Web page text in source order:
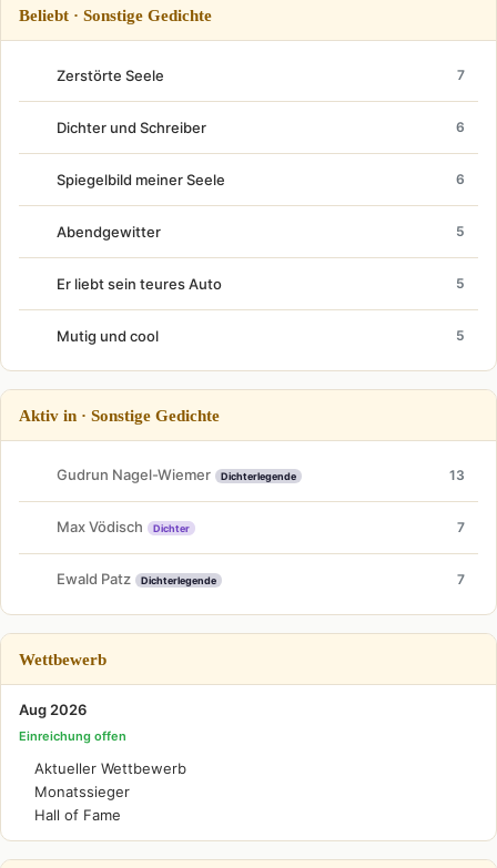
Beliebt · Sonstige Gedichte
Zerstörte Seele 7
Dichter und Schreiber 6
Spiegelbild meiner Seele 6
Abendgewitter 5
Er liebt sein teures Auto 5
Mutig und cool 5
Aktiv in · Sonstige Gedichte
Gudrun Nagel-Wiemer Dichterlegende 13
Max Vödisch Dichter 7
Ewald Patz Dichterlegende 7
Wettbewerb
Aug 2026
Einreichung offen
Aktueller Wettbewerb
Monatssieger
Hall of Fame